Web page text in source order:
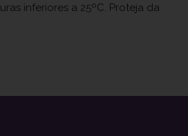
inferiores a 25ºC. Proteja da